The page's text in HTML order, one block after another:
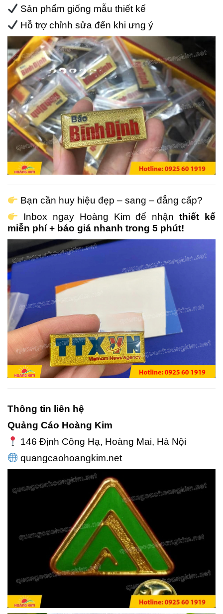
Sản phẩm giống mẫu thiết kế
Hỗ trợ chỉnh sửa đến khi ưng ý
Bạn cần huy hiệu đẹp – sang – đẳng cấp?
Inbox ngay Hoàng Kim để nhậnthiết kế
miễn phí + báo giá nhanh trong 5 phút!
Thông tin liên hệ
Quảng Cáo Hoàng Kim
146 Định Công Hạ, Hoàng Mai, Hà Nội
quangcaohoangkim.net